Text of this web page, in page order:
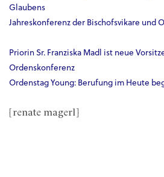
Glaubens
Jahreskonferenz der Bischofsvikare und
Priorin Sr. Franziska Madl ist neue
Ordenskonferenz
Ordenstag Young: Berufung im Heute
[renate magerl]